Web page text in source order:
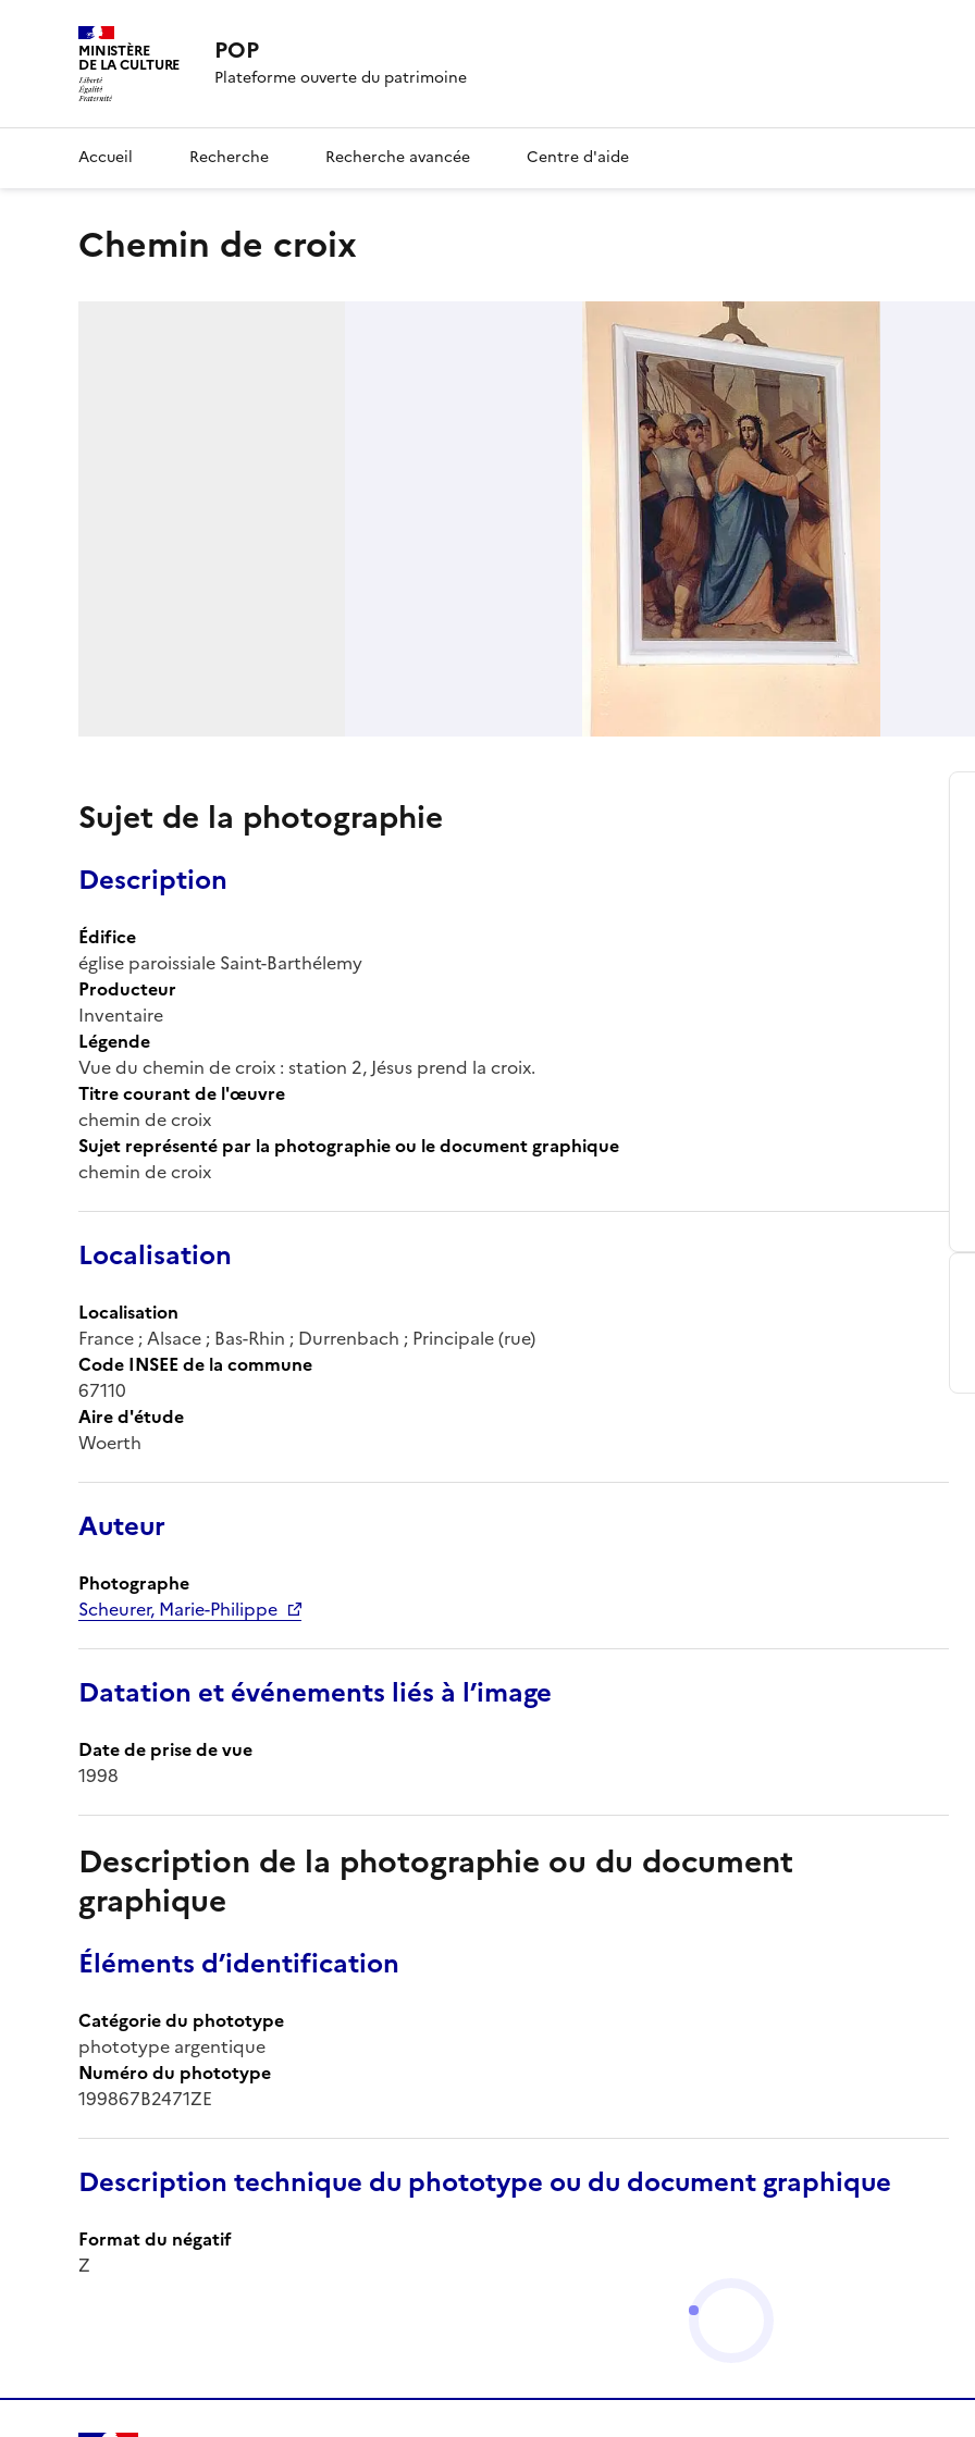
MINISTÈRE
DE LA CULTURE POP
Plateforme ouverte du patrimoine
Accueil Recherche Recherche avancée Centre d'aide
chemin de croix
Sujet de la photographie
Description
Édifice
église paroissiale Saint-Barthélemy
Producteur
Inventaire
Légende
Vue du chemin de croix : station 2, Jésus prend la croix.
Titre courant de l'œuvre
chemin de croix
Sujet représenté par la photographie ou le document graphique
chemin de croix
Localisation
Localisation
France ; Alsace ; Bas-Rhin ; Durrenbach ; Principale (rue)
Code INSEE de la commune
67110
Aire d'étude
Woerth
Auteur
Photographe
Scheurer, Marie-Philippe
Datation et événements liés à l’image
Date de prise de vue
1998
Description de la photographie ou du document
graphique
Éléments d’identification
Catégorie du phototype
phototype argentique
Numéro du phototype
199867B2471ZE
Description technique du phototype ou du document graphique
Format du négatif
Z